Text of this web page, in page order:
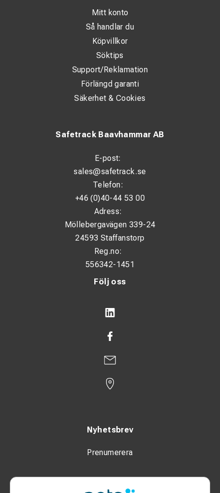
Följ oss
Nyhetsbrev
Prenumerera
Safetrack Baavhammar AB
E-post:
sales@safetrack.se
Telefon:
+46 (0)40-44 53 00
Adress:
Möllebergavägen 339-24
24593 Staffanstorp
Reg.no:
556342-1451
Mitt konto
Så handlar du
Köpvillkor
Söktips
Support/Reklamation
Förlängd garanti
Säkerhet & Cookies